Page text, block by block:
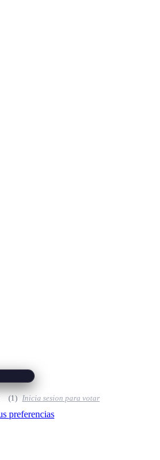
(1) Inicia sesion para votar
preferencias